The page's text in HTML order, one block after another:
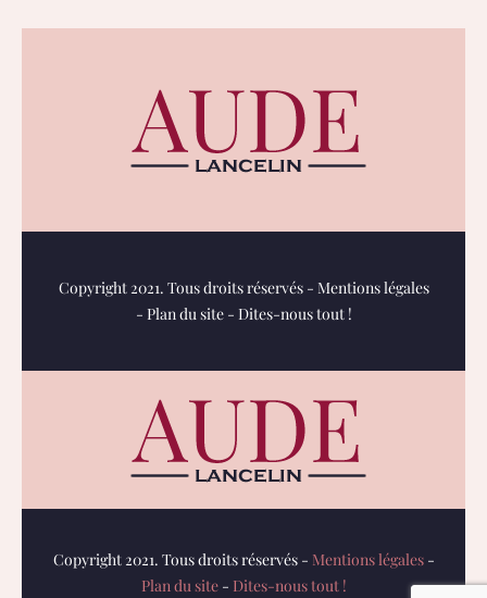
Copyright 2021. Tous droits réservés - Mentions légales
- Plan du site- Dites-nous tout !
Copyright 2021. Tous droits réservés - Mentions légales-
Plan du site- Dites-nous tout !